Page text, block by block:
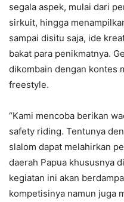
segala aspek, mulai dari
sirkuit, hingga
sampai disitu saja, ide
bakat para penikmatnya.
dikombain dengan kontes
freestyle.
“Kami mencoba berikan
safety riding. Tentunya
slalom dapat melahirkan
daerah Papua khususnya
kegiatan ini akan
kompetisinya namun juga